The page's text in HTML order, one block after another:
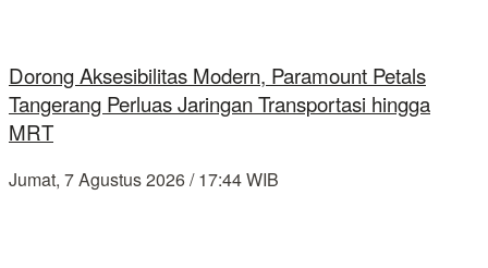
Dorong Aksesibilitas Modern, Paramount Petals
Tangerang Perluas Jaringan Transportasi hingga
MRT
Jumat, 7 Agustus 2026 / 17:44 WIB